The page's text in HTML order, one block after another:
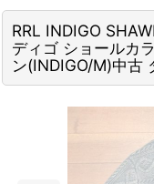
RRL INDIGO
ディゴ ショールカ
ン(INDIGO/M)中古